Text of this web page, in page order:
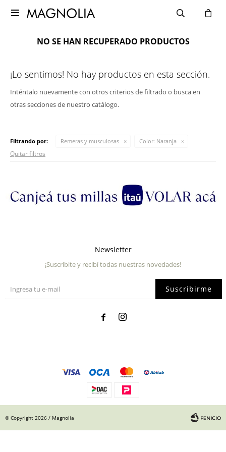

NO SE HAN RECUPERADO PRODUCTOS
¡Lo sentimos! No hay productos en esta sección.
Inténtalo nuevamente con otros criterios de filtrado o busca en
otras secciones de nuestro catálogo.
Filtrando por: Remeras y musculosas Color: Naranja
Quitar filtros
Newsletter
¡Suscribite y recibí todas nuestras novedades!
Suscribirme
 
© Copyright 2026 / Magnolia